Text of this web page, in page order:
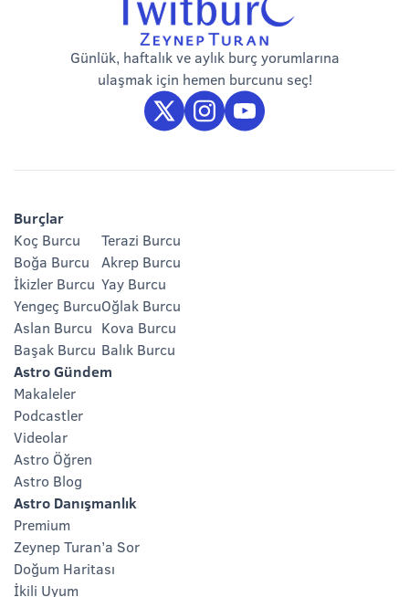
Günlük, haftalık ve aylık burç yorumlarına
ulaşmak için hemen burcunu seç!
Burçlar
Koç Burcu
Boğa Burcu
İkizler Burcu
Yengeç Burcu
Aslan Burcu
Başak Burcu
Terazi Burcu
Akrep Burcu
Yay Burcu
Oğlak Burcu
Kova Burcu
Balık Burcu
Astro Gündem
Makaleler
Podcastler
Videolar
Astro Öğren
Astro Blog
Astro Danışmanlık
Premium
Zeynep Turan’a Sor
Doğum Haritası
İkili Uyum